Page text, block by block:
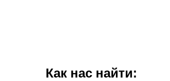
Как нас найти: